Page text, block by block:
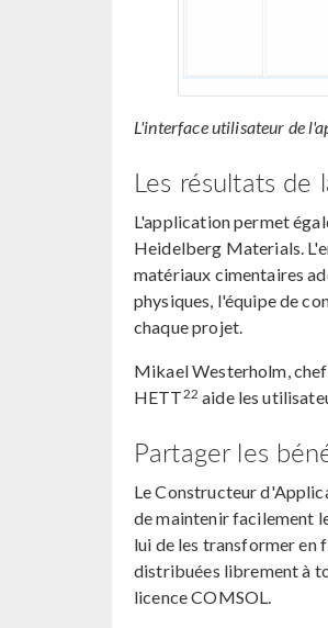
L'interface utilisateur de
Les résultats
L'application permet
Heidelberg Materials.
matériaux cimentaires
physiques, l'équipe de
chaque projet.
Mikael Westerholm,
HETT22 aide les
Partager les
Le Constructeur
de maintenir facilement
lui de les transformer en
distribuées librement à
licence COMSOL.